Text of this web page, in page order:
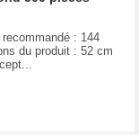
: 144
du produit : 52 cm